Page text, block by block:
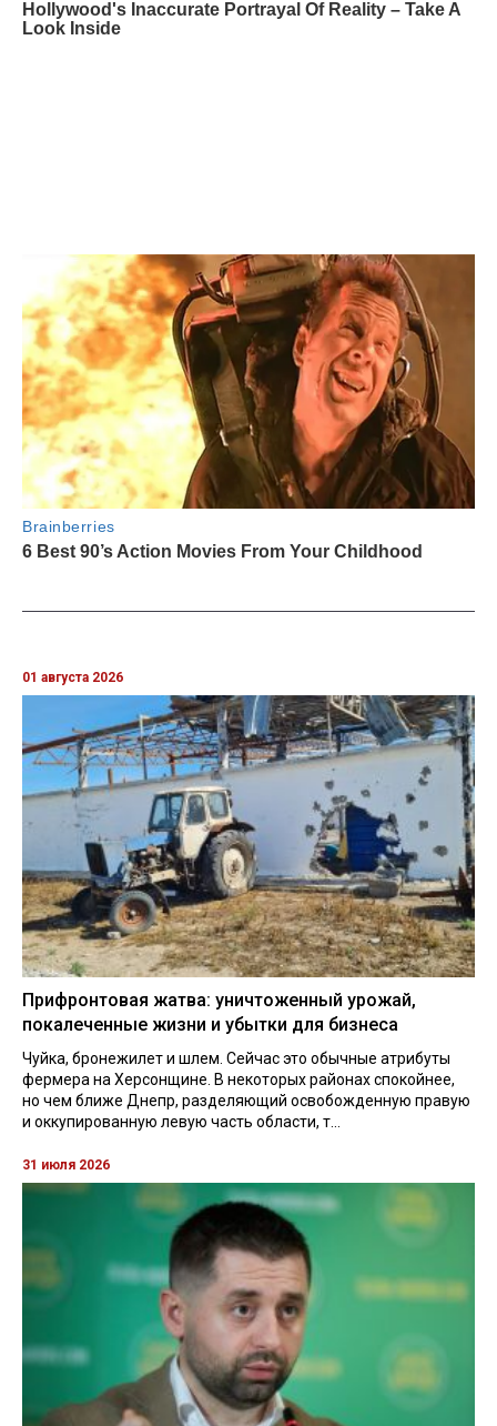
01 августа 2026
Прифронтовая жатва: уничтоженный урожай,
покалеченные жизни и убытки для бизнеса
Чуйка, бронежилет и шлем. Сейчас это обычные атрибуты
фермера на Херсонщине. В некоторых районах спокойнее,
но чем ближе Днепр, разделяющий освобожденную правую
и оккупированную левую часть области, т...
31 июля 2026